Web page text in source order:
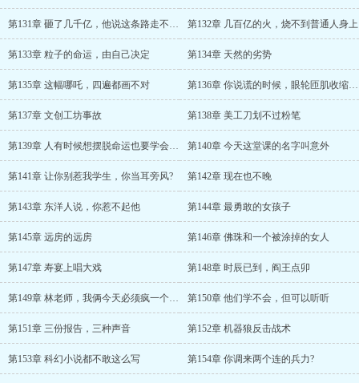
第131章 砸了几千亿，他说这条路走不通? 第132章 几百亿的火，烧不到普通人身上
第133章 粒子的命运，由自己决定 第134章 天然的劣势
第135章 这幅哪吒，四遍都画不对 第136章 你说谎的时候，眼轮匝肌收缩了零点三秒
第137章 文创工坊事故 第138章 美工刀划不过粉笔
第139章 人有时候想摆脱命运也要学会求助 第140章 今天这堂课的名字叫意外
第141章 让你别惹我学生，你当耳旁风? 第142章 现在也不晚
第143章 东洋人说，你惹不起他 第144章 最勇敢的女孩子
第145章 远房的远房 第146章 佛珠和一个被涂掉的女人
第147章 寿宴上唱大戏 第148章 时辰已到，阎王点卯
第149章 林老师，我俩今天必须疯一个吗? 第150章 他们学不会，但可以听听
第151章 三份报告，三种声音 第152章 机器狼反击战术
第153章 科幻小说都不敢这么写 第154章 你调来两个连的兵力?